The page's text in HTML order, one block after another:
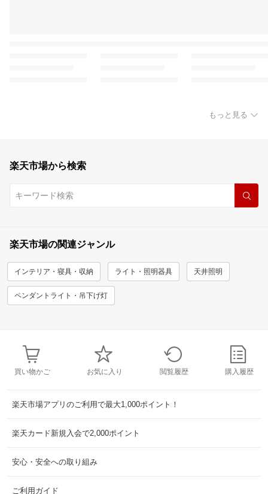
もっと見る
楽天市場から検索
楽天市場の関連ジャンル
インテリア・寝具・収納 ライト・照明器具 天井照明
ペンダントライト・吊下げ灯
買い物かご お気に入り 閲覧履歴 購入履歴
楽天市場アプリのご利用で最大1,000ポイント！
楽天カード新規入会で2,000ポイント
安心・安全への取り組み
ご利用ガイド